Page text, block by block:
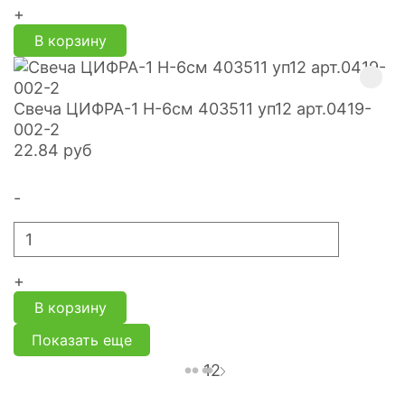
+
В корзину
Свеча ЦИФРА-1 H-6см 403511 уп12 арт.0419-
002-2
22.84 руб
-
+
В корзину
Показать еще
12